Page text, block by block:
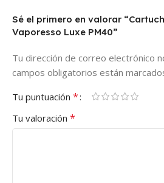
Sé el primero en valorar
Vaporesso Luxe PM40”
Tu dirección de correo electrónico
campos obligatorios están
Tu puntuación *
Tu valoración *